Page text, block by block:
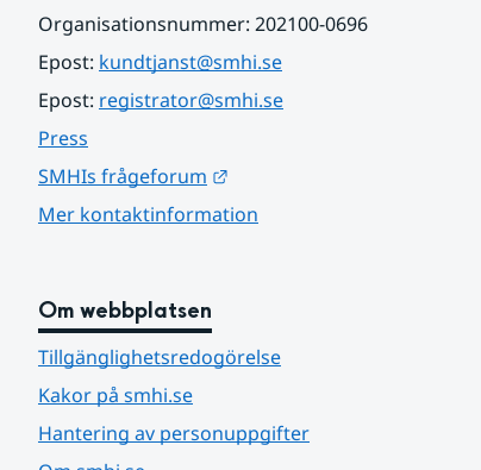
Organisationsnummer: 202100-0696
Epost: kundtjanst@smhi.se
Epost: registrator@smhi.se
Press
SMHIs frågeforum
Mer kontaktinformation
Om webbplatsen
Tillgänglighetsredogörelse
Kakor på smhi.se
Hantering av personuppgifter